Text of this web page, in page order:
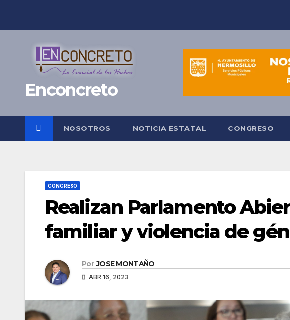
Enconcreto
NOSOTROS NOTICIA ESTATAL CONGRESO
CONGRESO
Realizan Parlamento
familiar y violencia de
Por JOSE MONTAÑO
ABR 16, 2023